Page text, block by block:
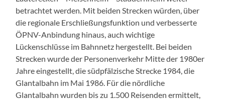
betrachtet werden. Mit beiden Strecken würden, über
die regionale Erschließungsfunktion und verbesserte
ÖPNV-Anbindung hinaus, auch wichtige
Lückenschlüsse im Bahnnetz hergestellt. Bei beiden
Strecken wurde der Personenverkehr Mitte der 1980er
Jahre eingestellt, die südpfälzische Strecke 1984, die
Glantalbahn im Mai 1986. Für die nördliche
Glantalbahn wurden bis zu 1.500 Reisenden ermittelt,